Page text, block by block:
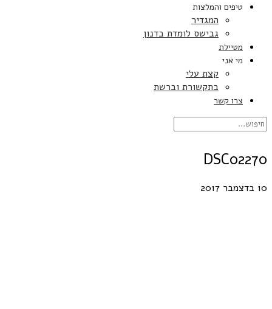
טיפים והמלצות
המגדיר
גבישס לומדת בדנון
מטיילת
מי אני
קצת עלי
בתקשורת וברשת
צרו קשר
DSC02270
10 בדצמבר 2017